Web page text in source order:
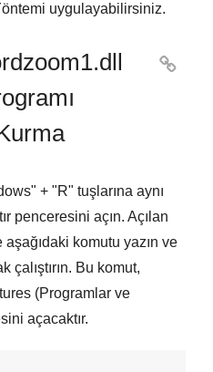
uygulayabilirsiniz.

" + "R" tuşlarına aynı
penceresini açın. Açılan
komutu yazın ve
çalıştırın. Bu komut,
(Programlar ve
açacaktır.